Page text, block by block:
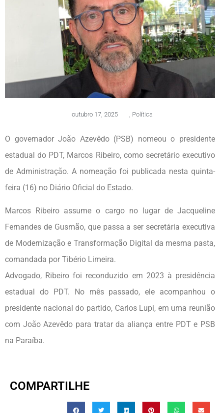
outubro 17, 2025 Política
O governador João Azevêdo (PSB) nomeou o presidente
estadual do PDT, Marcos Ribeiro, como secretário executivo
de Administração. A nomeação foi publicada nesta quinta-
feira (16) no Diário Oficial do Estado.
Marcos Ribeiro assume o cargo no lugar de Jacqueline
Fernandes de Gusmão, que passa a ser secretária executiva
de Modernização e Transformação Digital da mesma pasta,
comandada por Tibério Limeira.
Advogado, Ribeiro foi reconduzido em 2023 à presidência
estadual do PDT. No mês passado, ele acompanhou o
presidente nacional do partido, Carlos Lupi, em uma reunião
com João Azevêdo para tratar da aliança entre PDT e PSB
na Paraíba.
COMPARTILHE